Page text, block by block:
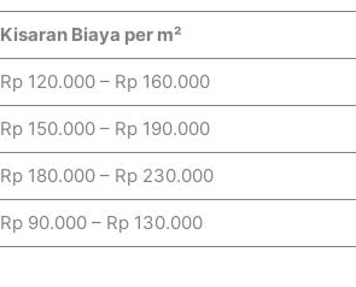
Kisaran Biaya per m²
Rp 120.000 – Rp 160.000
Rp 150.000 – Rp 190.000
Rp 180.000 – Rp 230.000
Rp 90.000 – Rp 130.000